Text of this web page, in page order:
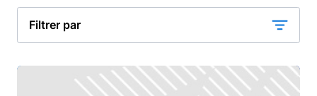
Filtrer par